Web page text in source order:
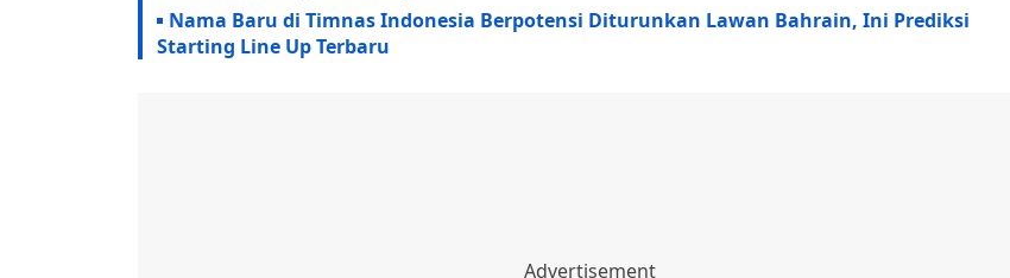
Nama Baru di Timnas Indonesia Berpotensi Diturunkan Lawan Bahrain, Ini Prediksi
Starting Line Up Terbaru